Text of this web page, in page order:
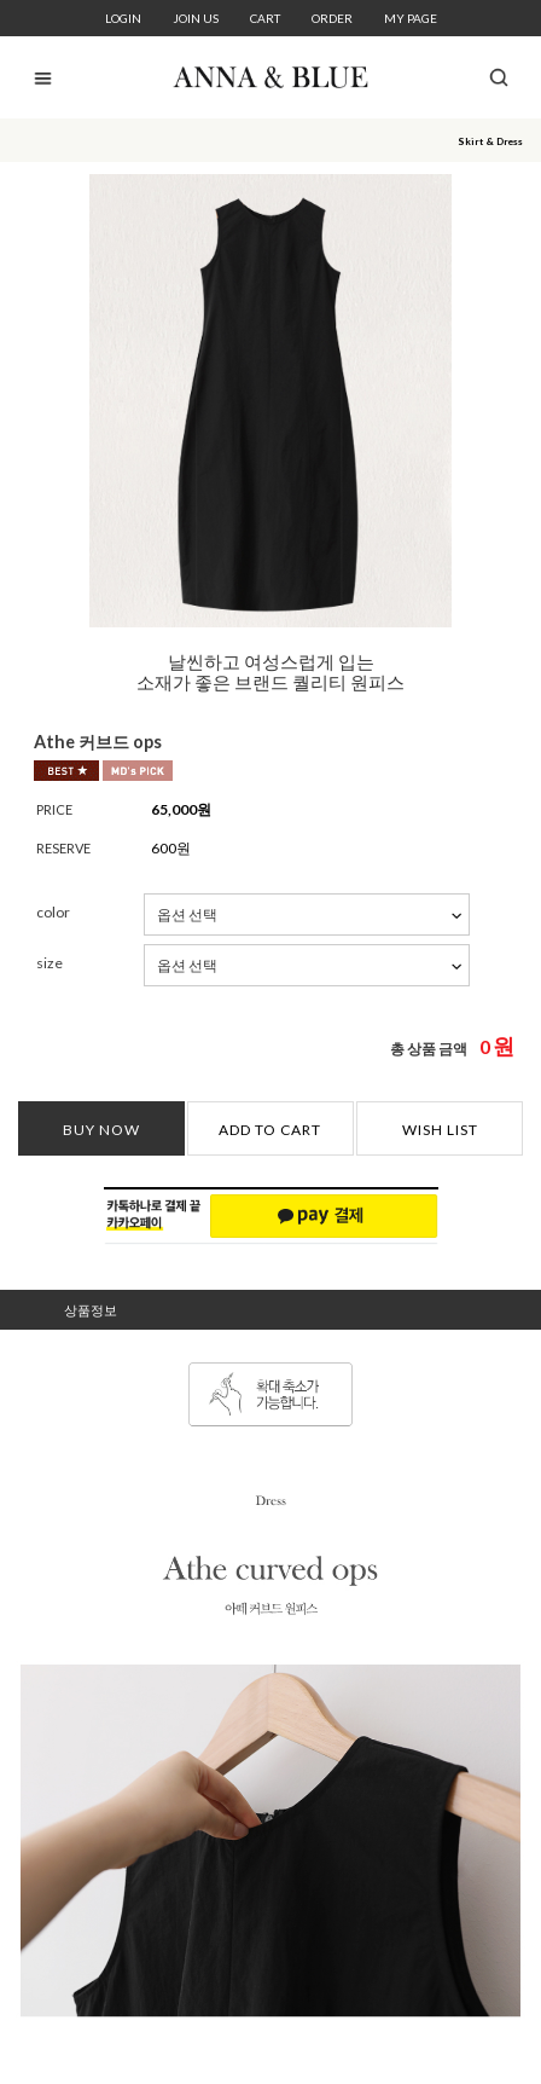
LOGIN JOIN US CART ORDER MY PAGE
Skirt & Dress
날씬하고 여성스럽게 입는
소재가 좋은 브랜드 퀄리티 원피스
Athe 커브드 ops
PRICE 65,000원
RESERVE 600원
color
size
총 상품 금액 0원
BUY NOW ADD TO CART WISH LIST
상품정보